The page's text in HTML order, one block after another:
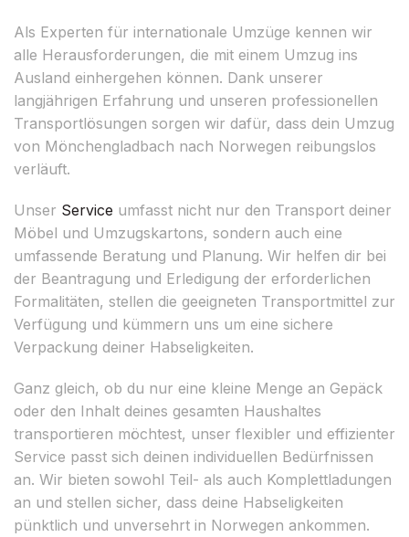
Als Experten für internationale Umzüge kennen wir
alle Herausforderungen, die mit einem Umzug ins
Ausland einhergehen können. Dank unserer
langjährigen Erfahrung und unseren professionellen
Transportlösungen sorgen wir dafür, dass dein Umzug
von Mönchengladbach nach Norwegen reibungslos
verläuft.
Unser Service umfasst nicht nur den Transport deiner
Möbel und Umzugskartons, sondern auch eine
umfassende Beratung und Planung. Wir helfen dir bei
der Beantragung und Erledigung der erforderlichen
Formalitäten, stellen die geeigneten Transportmittel zur
Verfügung und kümmern uns um eine sichere
Verpackung deiner Habseligkeiten.
Ganz gleich, ob du nur eine kleine Menge an Gepäck
oder den Inhalt deines gesamten Haushaltes
transportieren möchtest, unser flexibler und effizienter
Service passt sich deinen individuellen Bedürfnissen
an. Wir bieten sowohl Teil- als auch Komplettladungen
an und stellen sicher, dass deine Habseligkeiten
pünktlich und unversehrt in Norwegen ankommen.